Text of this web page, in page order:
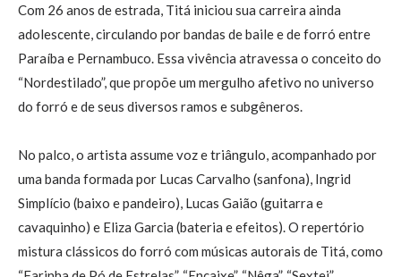
Com 26 anos de estrada, Titá iniciou sua carreira ainda
adolescente, circulando por bandas de baile e de forró entre
Paraíba e Pernambuco. Essa vivência atravessa o conceito do
“Nordestilado”, que propõe um mergulho afetivo no universo
do forró e de seus diversos ramos e subgêneros.
No palco, o artista assume voz e triângulo, acompanhado por
uma banda formada por Lucas Carvalho (sanfona), Ingrid
Simplício (baixo e pandeiro), Lucas Gaião (guitarra e
cavaquinho) e Eliza Garcia (bateria e efeitos). O repertório
mistura clássicos do forró com músicas autorais de Titá, como